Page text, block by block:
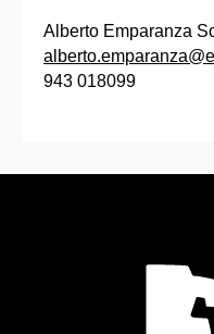
Alberto Emparanza
943 018099